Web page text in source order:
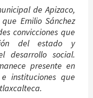
de Apizaco,
Emilio Sánchez
convicciones que
del estado y
desarrollo social.
presente en
instituciones que